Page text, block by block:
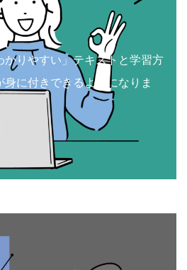
かりやすい」テキストと学習方
に付きできるようになりま